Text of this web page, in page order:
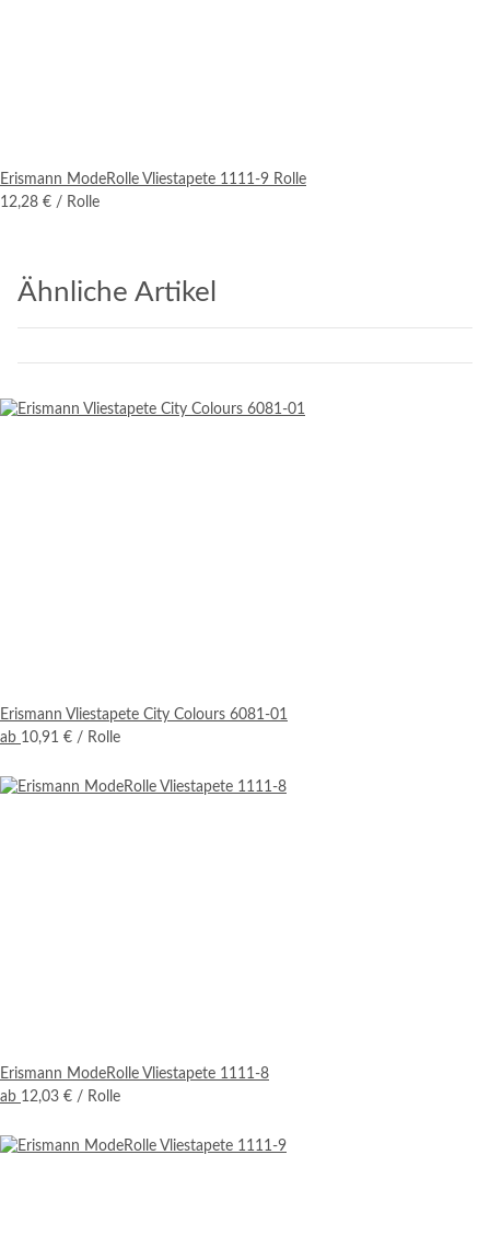
Erismann ModeRolle Vliestapete 1111-9 Rolle
12,28 € / Rolle
Ähnliche Artikel
Erismann Vliestapete City Colours 6081-01
ab 10,91 € / Rolle
Erismann ModeRolle Vliestapete 1111-8
ab 12,03 € / Rolle